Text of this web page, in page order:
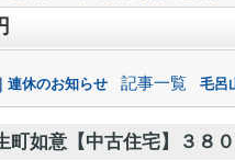
休のお知らせ 記事一覧 毛呂
町如意【中古住宅】３８